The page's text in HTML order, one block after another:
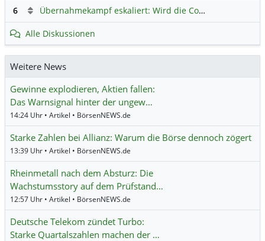
6 Übernahmekampf eskaliert: Wird die Commerzbank italienisch?
Alle Diskussionen
Weitere News
Gewinne explodieren, Aktien fallen:
Das Warnsignal hinter der ungew…
14:24 Uhr • Artikel • BörsenNEWS.de
Starke Zahlen bei Allianz: Warum die Börse dennoch zögert
13:39 Uhr • Artikel • BörsenNEWS.de
Rheinmetall nach dem Absturz: Die
Wachstumsstory auf dem Prüfstand…
12:57 Uhr • Artikel • BörsenNEWS.de
Deutsche Telekom zündet Turbo:
Starke Quartalszahlen machen der …